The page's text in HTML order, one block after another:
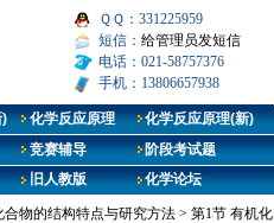
ＱＱ：331225959
短信： 给管理员发短信
电话：021-58757376
手机：13806657938
) 化学反应原理
化学反应原理(新)
竞赛辅导
阶段考试题
旧人教版 化学论坛
合物的结构特点与研究方法 > 第1节 有机化